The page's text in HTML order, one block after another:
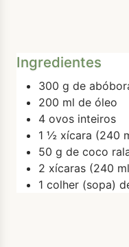
Ingredientes
300 g de
200 ml de óleo
4 ovos inteiros
1 ½ xícara (240
50 g de coco
2 xícaras (240
1 colher (sopa)